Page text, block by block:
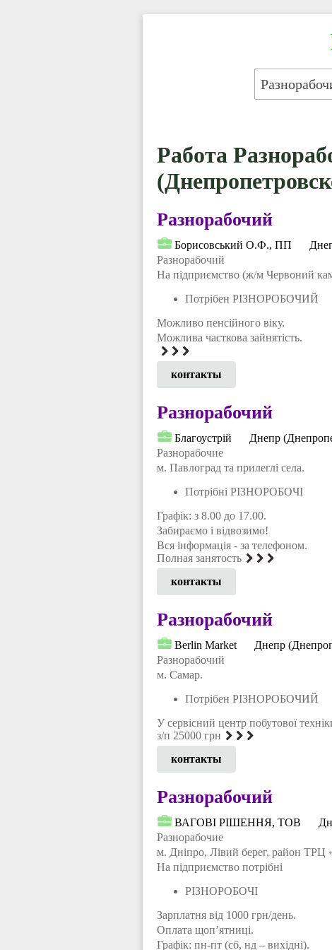
Работа
Разнорабочий
Борисовський О.Ф., ПП
Разнорабочий
На підприємство (ж/м Червоний
Потрібен РІЗНОРОБОЧИЙ
Можливо пенсійного віку.
Можлива часткова зайнятість.
контакты
Разнорабочий
Благоустрій Днепр
Разнорабочие
м. Павлоград та прилеглі села.
Потрібні РІЗНОРОБОЧІ
Графік: з 8.00 до 17.00.
Забираємо і відвозимо!
Вся інформація - за телефоном.
Полная занятость
контакты
Разнорабочий
Berlin Market Днепр
Разнорабочий
м. Самар.
Потрібен РІЗНОРОБОЧИЙ
У сервісний центр побутової
з/п 25000 грн
контакты
Разнорабочий
ВАГОВІ РІШЕННЯ, ТОВ
Разнорабочие
м. Дніпро, Лівий берег, район ТРЦ
На підприємство потрібні
РІЗНОРОБОЧІ
Зарплатня від 1000 грн/день.
Оплата щоп’ятниці.
Графік: пн-пт (сб, нд – вихідні).